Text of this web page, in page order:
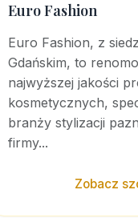
Euro Fashion
Euro Fashion, z
Gdańskim, to
najwyższej jakości
kosmetycznych,
branży stylizacji
firmy...
Zobacz